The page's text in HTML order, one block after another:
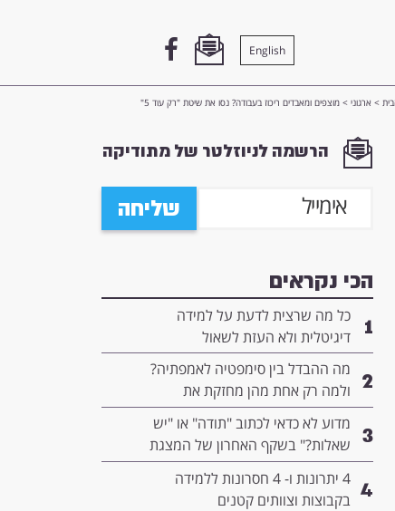
English
> ארגוני >מוצפים ומאבדים ריכוז בעבודה? נסו את שיטת "רק עוד 5"
הרשמה לניוזלטר של מתודיקה
שליחה
הכי נקראים
1
כל מה שרצית לדעת על למידה
דיגיטלית ולא העזת לשאול
2
מה ההבדל בין סימפטיה לאמפתיה?
ולמה רק אחת מהן מחזקת את
המנהיגות שלך
3
מדוע לא כדאי לכתוב "תודה" או "יש
שאלות?" בשקף האחרון של המצגת
שלך- ומה כדאי לשים שם במקום?
4
4 יתרונות ו- 4 חסרונות ללמידה
בקבוצות וצוותים קטנים